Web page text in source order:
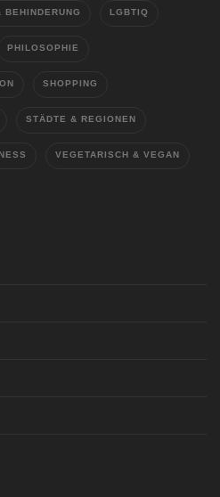
BEHINDERUNG LGBTIQ
PHILOSOPHIE
SHOPPING
STÄDTE & REGIONEN
VEGETARISCH & VEGAN